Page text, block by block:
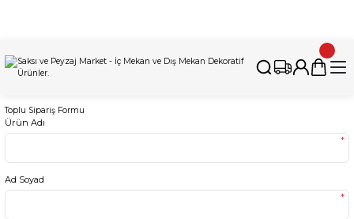
Toplu Sipariş Formu
Ürün Adı
*
Ad Soyad
*